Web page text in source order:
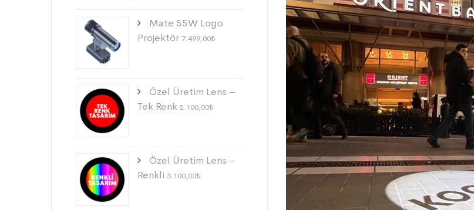
Mate 55W Logo
Projektör 7.499,00₺
Özel Üretim Lens –
Tek Renk 2.100,00₺
Özel Üretim Lens –
Renkli 3.100,00₺